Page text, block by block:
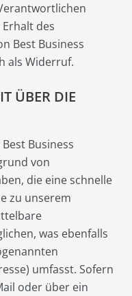
des
Best Business
als Widerruf.
ÜBER DIE
Business
von
die eine schnelle
zu unserem
was ebenfalls
umfasst. Sofern
oder über ein